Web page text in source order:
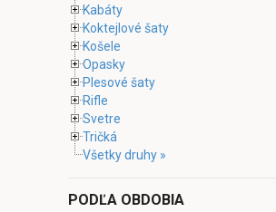
Kabáty
Koktejlové šaty
Košele
Opasky
Plesové šaty
Rifle
Svetre
Tričká
Všetky druhy »
PODĽA OBDOBIA